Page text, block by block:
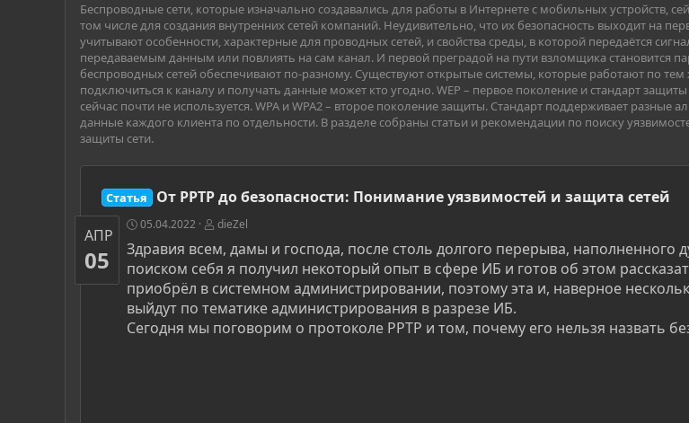
Беспроводные сети, которые изначально создавались для работы в Интернете с мобильных устройств,
том числе для создания внутренних сетей компаний. Неудивительно, что их безопасность выходит на
учитывают особенности, характерные для проводных сетей, и свойства среды, в которой передаётся
передаваемым данным или повлиять на сам канал. И первой преградой на пути взломщика становится
беспроводных сетей обеспечивают по-разному. Существуют открытые системы, которые работают по
подключиться к каналу и получать данные может кто угодно. WEP – первое поколение и стандарт защиты
сейчас почти не используется. WPA и WPA2 – второе поколение защиты. Стандарт поддерживает
данные каждого клиента по отдельности. В разделе собраны статьи и рекомендации по поиску
защиты сети.
Статья От PPTP до безопасности: Понимание уязвимостей и защита сетей
АПР
05
05.04.2022 dieZel
Здравия всем, дамы и господа, после столь долгого перерыва,
поиском себя я получил некоторый опыт в сфере ИБ и готов об этом
приобрёл в системном администрировании, поэтому эта и, наверное
выйдут по тематике администрирования в разрезе ИБ.
Сегодня мы поговорим о протоколе PPTP и том, почему его нельзя назвать